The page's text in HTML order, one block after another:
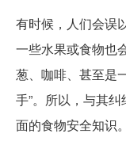
有时候，人们会误
一些水果或食物也
葱、咖啡、甚至是
手”。所以，与其
面的食物安全知识。